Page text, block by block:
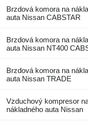
Brzdová komora na
auta Nissan CABSTAR
Brzdová komora na
auta Nissan NT400
Brzdová komora na
auta Nissan TRADE
Vzduchový kompresor
nákladného auta Nissan